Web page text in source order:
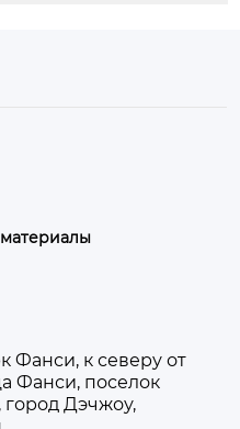
к северу от
Фанси, поселок
Дэчжоу,